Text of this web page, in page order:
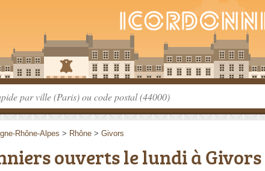
Rhône-Alpes > Rhône > Givors
ouverts le lundi à Givors